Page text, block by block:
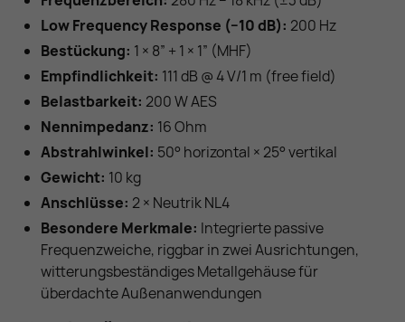
Low Frequency Response (−10 dB): 200 Hz
Bestückung: 1 × 8″ + 1 × 1″ (MHF)
Empfindlichkeit: 111 dB @ 4 V/1 m (free field)
Belastbarkeit: 200 W AES
Nennimpedanz: 16 Ohm
Abstrahlwinkel: 50° horizontal × 25° vertikal
Gewicht: 10 kg
Anschlüsse: 2 × Neutrik NL4
Besondere Merkmale: Integrierte passive
Frequenzweiche, riggbar in zwei Ausrichtungen,
witterungsbeständiges Metallgehäuse für
überdachte Außenanwendungen